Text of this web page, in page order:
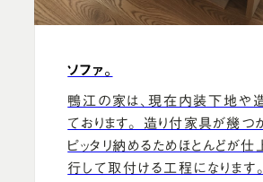
ソファ。
鴨江の家は、現在内装下地や
ております。 造り付家具が幾つか
ピッタリ納めるためほとんどが
行して取付ける工程になります